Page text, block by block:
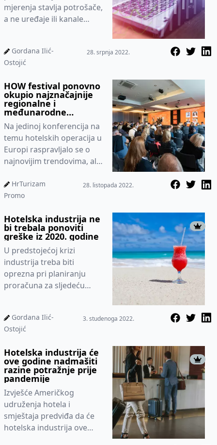
mjerenja stavlja potrošače,
a ne uređaje ili kanale
Gordana Ilić-
Ostojić
28. srpnja 2022.
HOW festival ponovno
okupio najznačajnije
regionalne i
međunarodne
hotelijere
Na jedinoj konferencija na
temu hotelskih operacija u
Europi raspravljalo se o
najnovijim trendovima, ali i
dobrih praksi u hotelskim
operacijama
HrTurizam
Promo
28. listopada 2022.
Hotelska industrija ne
bi trebala ponoviti
greške iz 2020. godine
U predstojećoj krizi
industrija treba biti
oprezna pri planiranju
proračuna za sljedeću
osoblje.
Gordana Ilić-
Ostojić
3. studenoga 2022.
Hotelska industrija će
ove godine nadmašiti
razine potražnje prije
pandemije
Izvješće Američkog
udruženja hotela i
smještaja predviđa da će
hotelska industrija ove